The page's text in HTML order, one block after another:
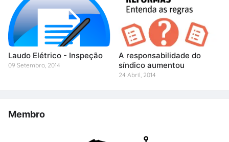
Laudo Elétrico - Inspeção
09 Setembro, 2014
A responsabilidade do
síndico aumentou
24 Abril, 2014
Membro